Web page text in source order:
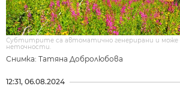
Снимка: Татяна Добролюбова
Субтитрите са автоматично генерирани и може
неточности.
12:31, 06.08.2024